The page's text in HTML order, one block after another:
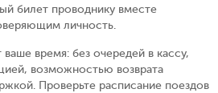
билет проводнику вместе
личность.
время: без очередей в кассу,
возможностью возврата
Проверьте расписание поездов